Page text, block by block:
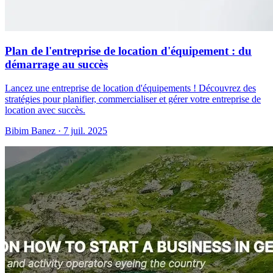
Plan de l'entreprise de location d'équipement : du
démarrage au succès
Lancez une entreprise de location d'équipements ! Découvrez des
stratégies pour planifier, commercialiser et gérer votre entreprise de
location avec succès.
Bibim Banez · 7 juil. 2025